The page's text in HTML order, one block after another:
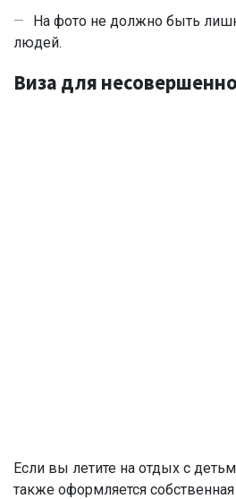
На фото не должно быть
людей.
Виза для
Если вы летите на отдых с
также оформляется